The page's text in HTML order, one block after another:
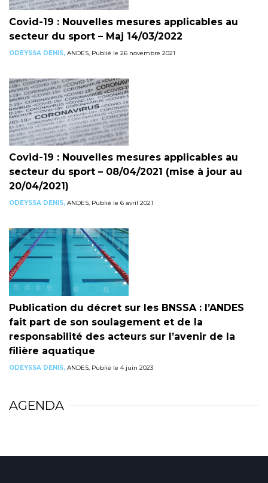
Covid-19 : Nouvelles mesures applicables au
secteur du sport – Maj 14/03/2022
ODEYSSA DENIS, ANDES, Publié le 26 novembre 2021
Covid-19 : Nouvelles mesures applicables au
secteur du sport – 08/04/2021 (mise à jour au
20/04/2021)
ODEYSSA DENIS, ANDES, Publié le 6 avril 2021
Publication du décret sur les BNSSA : l’ANDES
fait part de son soulagement et de la
responsabilité des acteurs sur l’avenir de la
filière aquatique
ODEYSSA DENIS, ANDES, Publié le 4 juin 2023
AGENDA